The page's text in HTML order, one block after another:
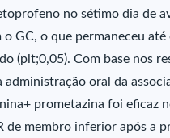
no sétimo dia de
o GC, o que permaneceu
(plt;0,05). Com base nos
administração oral da
prometazina foi eficaz
de membro inferior após a